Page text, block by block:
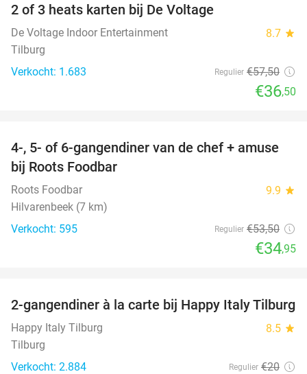
2 of 3 heats karten bij De Voltage
De Voltage Indoor Entertainment 8.7 star
Tilburg
Verkocht: 1.683
Regulier €57,50
€36,50
35%
4-, 5- of 6-gangendiner van de chef + amuse
bij Roots Foodbar
Roots Foodbar 9.9 star
Hilvarenbeek (7 km)
Verkocht: 595
Regulier €53,50
€34,95
35%
2-gangendiner à la carte bij Happy Italy Tilburg
Happy Italy Tilburg 8.5 star
Tilburg
Verkocht: 2.884
Regulier €20